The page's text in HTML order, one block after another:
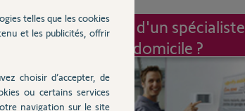
Intervention d'un spécialiste
à mon domicile ?
telles que les cookies
et les publicités, offrir
choisir d’accepter, de
ou certains services
navigation sur le site